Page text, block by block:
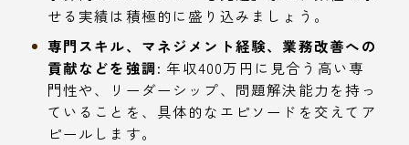
せる実績は積極的に盛り込みましょう。
専門スキル、マネジメント経験、業務改善への
貢献などを強調: 年収400万円に見合う高い専
門性や、リーダーシップ、問題解決能力を持っ
ていることを、具体的なエピソードを交えてア
ピールします。